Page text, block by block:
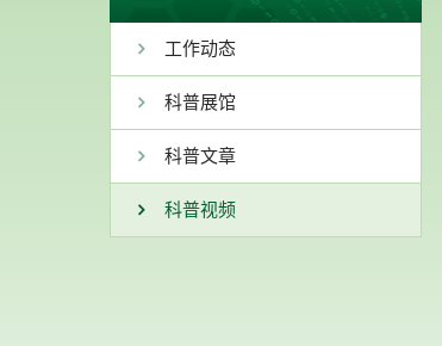
工作动态
科普展馆
科普文章
科普视频